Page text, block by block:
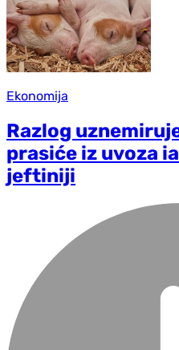
Ekonomija
Razlog
prasiće iz uvoza
jeftiniji